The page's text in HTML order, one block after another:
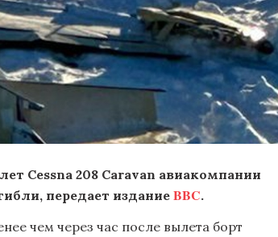
Cessna 208 Caravan авиакомпании
передает издание BBC.
чем через час после вылета борт